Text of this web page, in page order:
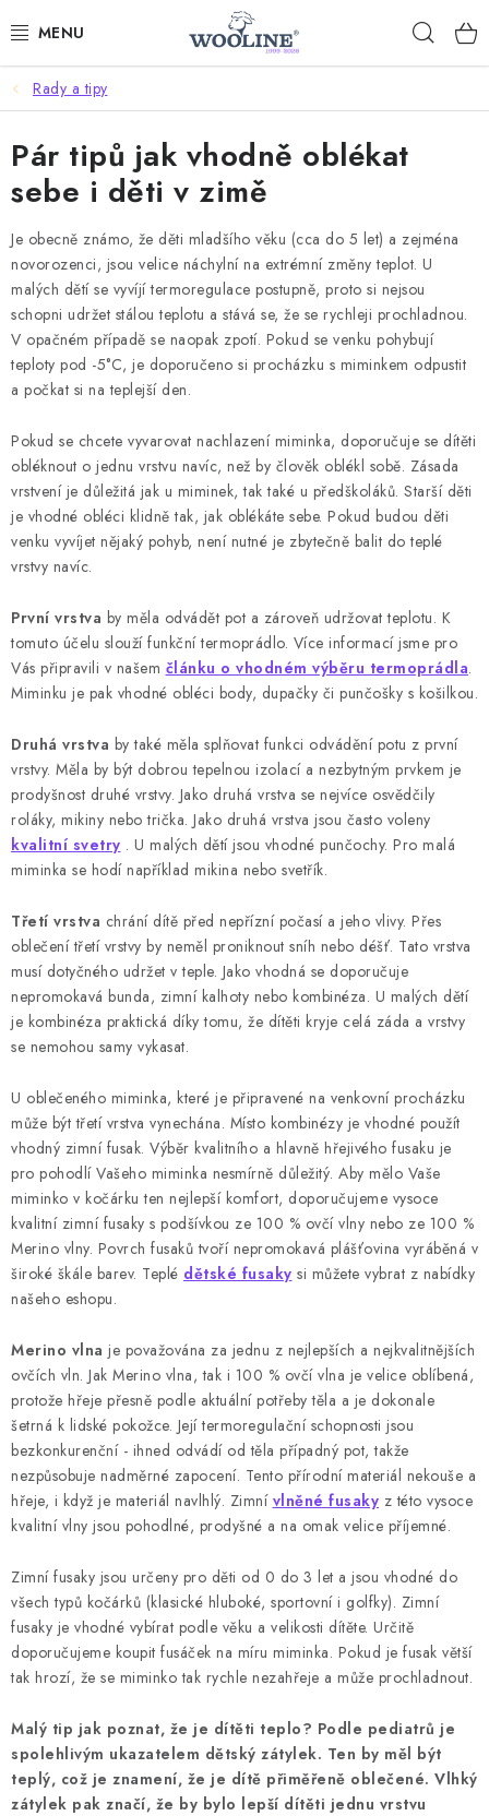
na
AKCE %
DÁRKOVÉ POUKAZY
OBLEČENÍ
OBUV
DOMOV A SPANÍ
SAUNA A ZDRAVÍ
ZAHRADA
Doprava a platba Hodnocení obchodu
Kontakty
Moje objednávka
FAQ
Rady a tipy
Pár tipů jak vhodně oblékat
sebe i děti v zimě
Je obecně známo, že děti mladšího věku (cca do 5 let) a zejména
novorozenci, jsou velice náchylní na extrémní změny teplot. U
malých dětí se vyvíjí termoregulace postupně, proto si nejsou
schopni udržet stálou teplotu a stává se, že se rychleji prochladnou.
V opačném případě se naopak zpotí. Pokud se venku pohybují
teploty pod -5°C, je doporučeno si procházku s miminkem odpustit
a počkat si na teplejší den.
Pokud se chcete vyvarovat nachlazení miminka, doporučuje se dítěti
obléknout o jednu vrstvu navíc, než by člověk oblékl sobě. Zásada
vrstvení je důležitá jak u miminek, tak také u předškoláků. Starší děti
je vhodné obléci klidně tak, jak oblékáte sebe. Pokud budou děti
venku vyvíjet nějaký pohyb, není nutné je zbytečně balit do teplé
vrstvy navíc.
První vrstva by měla odvádět pot a zároveň udržovat teplotu. K
tomuto účelu slouží funkční termoprádlo. Více informací jsme pro
Vás připravili v našem článku o vhodném výběru termoprádla.
Miminku je pak vhodné obléci body, dupačky či punčošky s košilkou.
Druhá vrstva by také měla splňovat funkci odvádění potu z první
vrstvy. Měla by být dobrou tepelnou izolací a nezbytným prvkem je
prodyšnost druhé vrstvy. Jako druhá vrstva se nejvíce osvědčily
roláky, mikiny nebo trička. Jako druhá vrstva jsou často voleny
kvalitní svetry . U malých dětí jsou vhodné punčochy. Pro malá
miminka se hodí například mikina nebo svetřík.
Třetí vrstva chrání dítě před nepřízní počasí a jeho vlivy. Přes
oblečení třetí vrstvy by neměl proniknout sníh nebo déšť. Tato vrstva
musí dotyčného udržet v teple. Jako vhodná se doporučuje
nepromokavá bunda, zimní kalhoty nebo kombinéza. U malých dětí
je kombinéza praktická díky tomu, že dítěti kryje celá záda a vrstvy
se nemohou samy vykasat.
U oblečeného miminka, které je připravené na venkovní procházku
může být třetí vrstva vynechána. Místo kombinézy je vhodné použít
vhodný zimní fusak. Výběr kvalitního a hlavně hřejivého fusaku je
pro pohodlí Vašeho miminka nesmírně důležitý. Aby mělo Vaše
miminko v kočárku ten nejlepší komfort, doporučujeme vysoce
kvalitní zimní fusaky s podšívkou ze 100 % ovčí vlny nebo ze 100 %
Merino vlny. Povrch fusaků tvoří nepromokavá plášťovina vyráběná v
široké škále barev. Teplé dětské fusaky si můžete vybrat z nabídky
našeho eshopu.
Merino vlna je považována za jednu z nejlepších a nejkvalitnějších
ovčích vln. Jak Merino vlna, tak i 100 % ovčí vlna je velice oblíbená,
protože hřeje přesně podle aktuální potřeby těla a je dokonale
šetrná k lidské pokožce. Její termoregulační schopnosti jsou
bezkonkurenční - ihned odvádí od těla případný pot, takže
nezpůsobuje nadměrné zapocení. Tento přírodní materiál nekouše a
hřeje, i když je materiál navlhlý. Zimní vlněné fusaky z této vysoce
kvalitní vlny jsou pohodlné, prodyšné a na omak velice příjemné.
Zimní fusaky jsou určeny pro děti od 0 do 3 let a jsou vhodné do
všech typů kočárků (klasické hluboké, sportovní i golfky). Zimní
fusaky je vhodné vybírat podle věku a velikosti dítěte. Určitě
doporučujeme koupit fusáček na míru miminka. Pokud je fusak větší
tak hrozí, že se miminko tak rychle nezahřeje a může prochladnout.
Malý tip jak poznat, že je dítěti teplo? Podle pediatrů je
spolehlivým ukazatelem dětský zátylek. Ten by měl být
teplý, což je znamení, že je dítě přiměřeně oblečené. Vlhký
zátylek pak značí, že by bylo lepší dítěti jednu vrstvu